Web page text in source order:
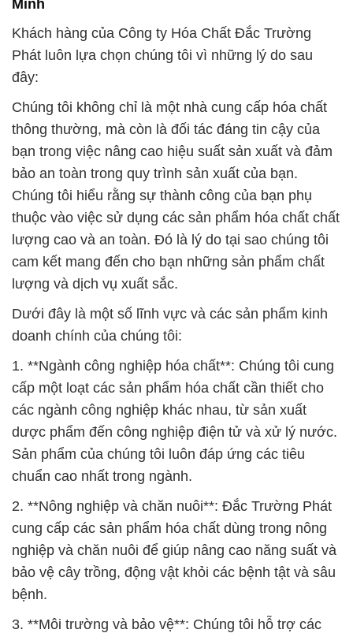
Minh
Khách hàng của Công ty Hóa Chất Đắc Trường
Phát luôn lựa chọn chúng tôi vì những lý do sau
đây:
Chúng tôi không chỉ là một nhà cung cấp hóa chất
thông thường, mà còn là đối tác đáng tin cậy của
bạn trong việc nâng cao hiệu suất sản xuất và đảm
bảo an toàn trong quy trình sản xuất của bạn.
Chúng tôi hiểu rằng sự thành công của bạn phụ
thuộc vào việc sử dụng các sản phẩm hóa chất chất
lượng cao và an toàn. Đó là lý do tại sao chúng tôi
cam kết mang đến cho bạn những sản phẩm chất
lượng và dịch vụ xuất sắc.
Dưới đây là một số lĩnh vực và các sản phẩm kinh
doanh chính của chúng tôi:
1. **Ngành công nghiệp hóa chất**: Chúng tôi cung
cấp một loạt các sản phẩm hóa chất cần thiết cho
các ngành công nghiệp khác nhau, từ sản xuất
dược phẩm đến công nghiệp điện tử và xử lý nước.
Sản phẩm của chúng tôi luôn đáp ứng các tiêu
chuẩn cao nhất trong ngành.
2. **Nông nghiệp và chăn nuôi**: Đắc Trường Phát
cung cấp các sản phẩm hóa chất dùng trong nông
nghiệp và chăn nuôi để giúp nâng cao năng suất và
bảo vệ cây trồng, động vật khỏi các bệnh tật và sâu
bệnh.
3. **Môi trường và bảo vệ**: Chúng tôi hỗ trợ các